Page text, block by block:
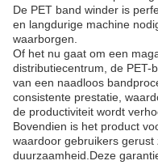
De PET band winder is
en langdurige machine
waarborgen.
Of het nu gaat om een
distributiecentrum, de PET-
van een naadloos
consistente prestatie,
de productiviteit wordt
Bovendien is het product
waardoor gebruikers gerust
duurzaamheid.Deze